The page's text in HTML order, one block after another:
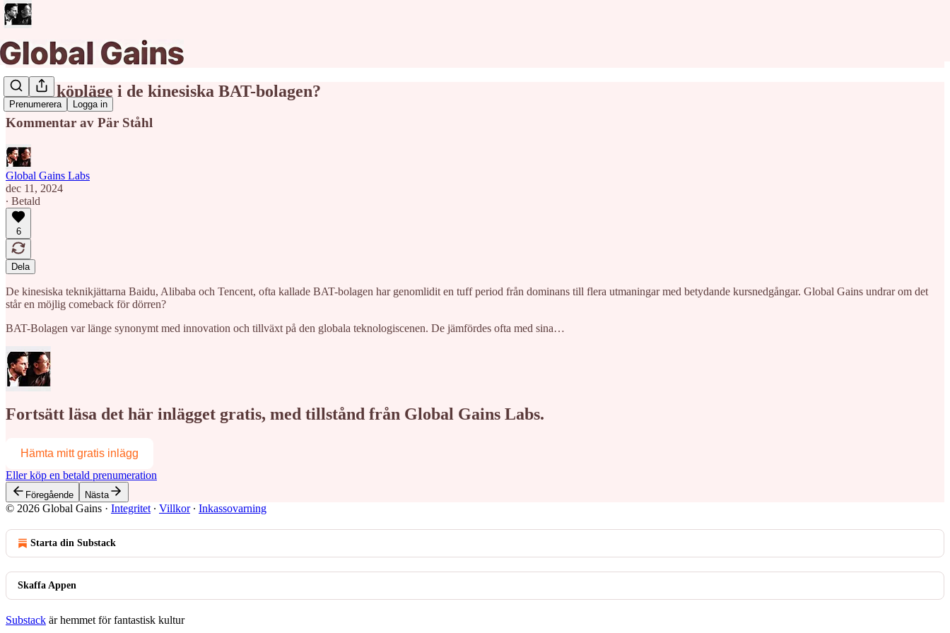
Prenumerera Logga in
Är det köpläge i de kinesiska BAT-bolagen?
Kommentar av Pär Ståhl
Global Gains Labs
dec 11, 2024
∙ Betald
6
Dela
De kinesiska teknikjättarna Baidu, Alibaba och Tencent, ofta kallade BAT-bolagen har genomlidit en tuff period från dominans till flera utmaningar med betydande kursnedgångar. Global Gains undrar om det
står en möjlig comeback för dörren?
BAT-Bolagen var länge synonymt med innovation och tillväxt på den globala teknologiscenen. De jämfördes ofta med sina…
Fortsätt läsa det här inlägget gratis, med tillstånd från Global Gains Labs.
Hämta mitt gratis inlägg
Eller köp en betald prenumeration
Föregående Nästa
© 2026 Global Gains · Integritet ∙ Villkor∙ Inkassovarning
Starta din Substack
Skaffa Appen
Substack är hemmet för fantastisk kultur